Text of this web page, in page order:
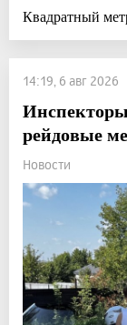
Квадратный
14:19, 6 авг 2026
рейдовые
Новости